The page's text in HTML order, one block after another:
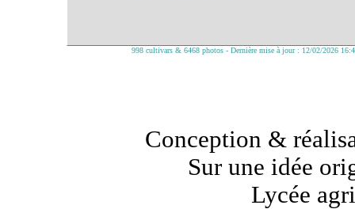
998 cultivars & 6468 photos - Dernière mise à jour : 12/02/2026
Conception &
Sur une idée
Lycée